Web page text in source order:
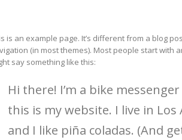
is an example page. It’s different from a blog
(in most themes). Most people start with
say something like this:
Hi there! I’m a bike
this is my website. I live in Los
and I like piña coladas. (And